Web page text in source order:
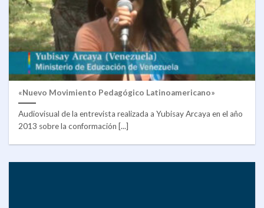
«Nuevo Movimiento Pedagógico Latinoamericano»
Audiovisual de la entrevista realizada a Yubisay Arcaya en el año
2013 sobre la conformación [...]